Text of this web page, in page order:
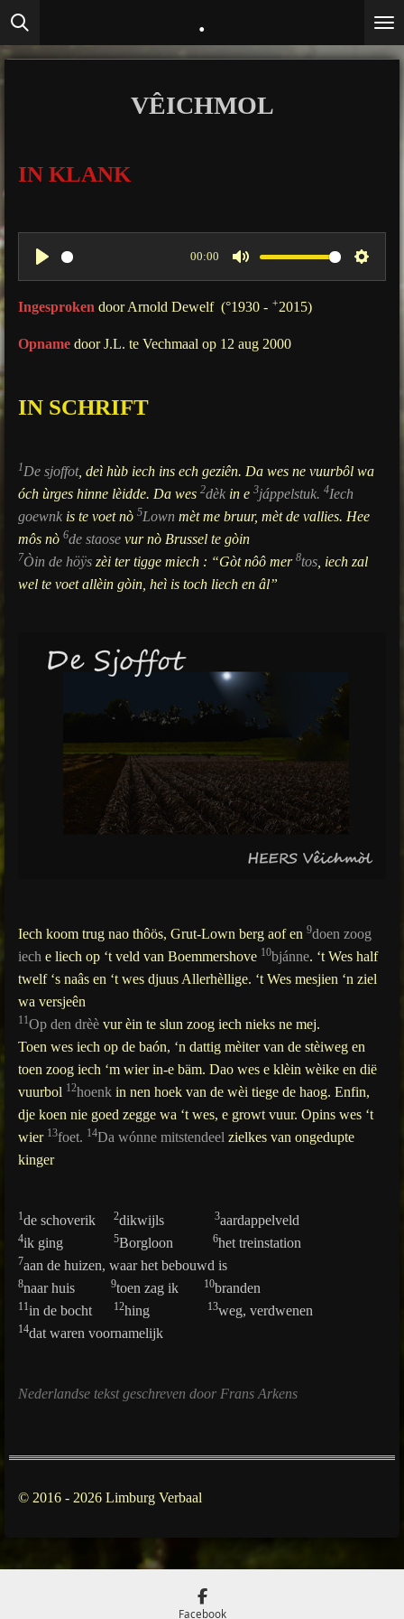
Ga
direct
naar
.
VÊICHMOL
IN KLANK
P
l
y
00:00
M
u
e
S
Ingesproken door Arnold Dewelf (°1930 - +2015)
Opname door J.L. te Vechmaal op 12 aug 2000
IN SCHRIFT
1De sjoffot, deì hùb iech ins ech geziên. Da wes ne vuurbôl wa
óch ùrges hinne lèidde. Da wes 2dèk in e 3jáppelstuk. 4Iech
goewnk is te voet nò 5Lown mèt me bruur, mèt de vallies. Hee
môs nò 6de staose vur nò Brussel te gòin
7Òin de höÿs zèi ter tigge miech : “Gòt nôô mer 8tos , iech zal
wel te voet allèin gòin, heì is toch liech en âl”
Iech koom trug nao thôös, Grut-Lown berg aof en 9doen zoog
iech e liech op ‘t veld van Boemmershove 10bjánne. ‘t Wes half
twelf ‘s naâs en ‘t wes djuus Allerhèllige. ‘t Wes mesjien ‘n ziel
wa versjeên
11Op den drèè vur èin te slun zoog iech nieks ne mej.
Toen wes iech op de baón, ‘n dattig mèiter van de stèiweg en
toen zoog iech ‘m wier in-e bäm. Dao wes e klèin wèike en dië
vuurbol 12hoenk in nen hoek van de wèi tiege de haog. Enfin,
dje koen nie goed zegge wa ‘t wes, e growt vuur. Opins wes ‘t
wier 13foet. 14Da wónne mitstendeel zielkes van ongedupte
kinger
1de schoverik 2dikwijls 3aardappelveld
4ik ging 5Borgloon 6het treinstation
7aan de huizen, waar het bebouwd is
8naar huis 9toen zag ik 10branden
11in de bocht 12hing 13weg, verdwenen
14dat waren voornamelijk
Nederlandse tekst geschreven door Frans Arkens
© 2016 - 2026 Limburg Verbaal
Facebook